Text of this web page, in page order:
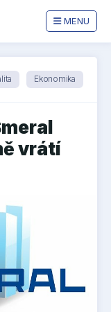
MENU
Ekonomika
vrátí